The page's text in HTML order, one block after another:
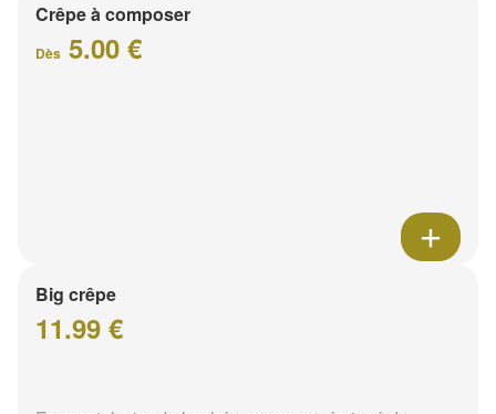
Crêpe à composer
Dès 5.00 €
Big crêpe
11.99 €